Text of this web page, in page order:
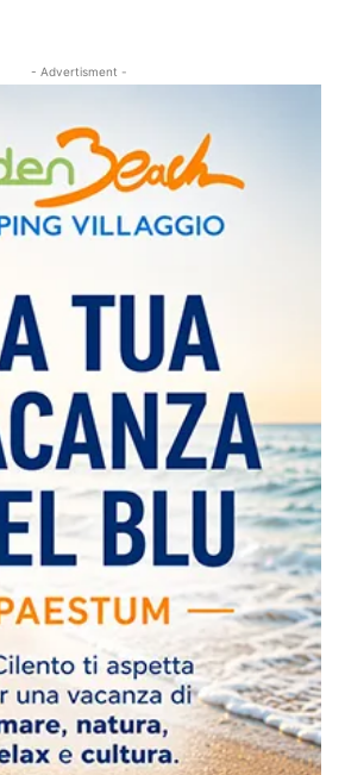
- Advertisment -